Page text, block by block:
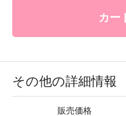
カー
その他の詳細情報
販売価格